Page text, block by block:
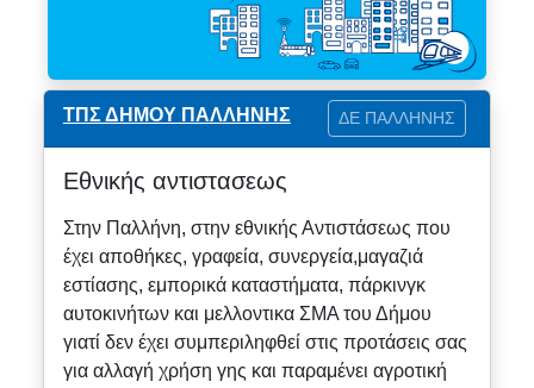
ΤΠΣ ΔΗΜΟΥ ΠΑΛΛΗΝΗΣ ΔΕ ΠΑΛΛΗΝΗΣ
Εθνικής αντιστασεως
Στην Παλλήνη, στην εθνικής Αντιστάσεως που
έχει αποθήκες, γραφεία, συνεργεία,μαγαζιά
εστίασης, εμπορικά καταστήματα, πάρκινγκ
αυτοκινήτων και μελλοντικα ΣΜΑ του Δήμου
γιατί δεν έχει συμπεριληφθεί στις προτάσεις σας
για αλλαγή χρήση γης και παραμένει αγροτική